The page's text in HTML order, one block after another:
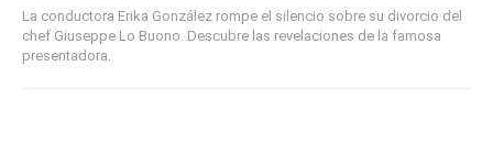
La conductora Erika González rompe el silencio sobre su divorcio del
chef Giuseppe Lo Buono. Descubre las revelaciones de la famosa
presentadora.